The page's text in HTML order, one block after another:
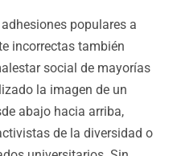
populares a
incorrectas también
social de mayorías
la imagen de un
abajo hacia arriba,
de la diversidad o